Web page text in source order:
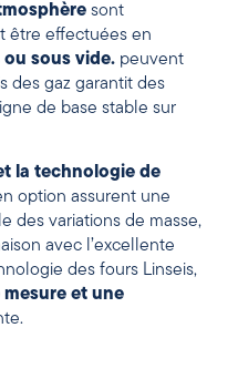
sont
être effectuées en
sous vide. peuvent
des gaz garantit des
de base stable sur
la technologie de
option assurent une
des variations de masse,
avec l’excellente
des fours Linseis,
et une